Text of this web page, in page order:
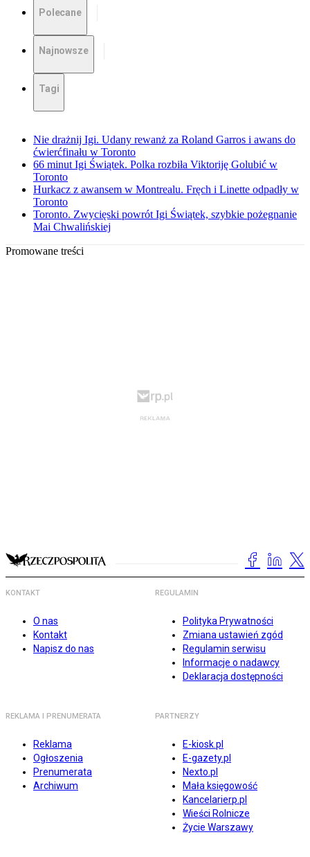
Polecane
Najnowsze
Tagi
Nie drażnij Igi. Udany rewanż za Roland Garros i awans do
ćwierćfinału w Toronto
66 minut Igi Świątek. Polka rozbiła Viktoriję Golubić w
Toronto
Hurkacz z awansem w Montrealu. Fręch i Linette odpadły w
Toronto
Toronto. Zwycięski powrót Igi Świątek, szybkie pożegnanie
Mai Chwalińskiej
Promowane treści
KONTAKT
O nas
Kontakt
Napisz do nas
REGULAMIN
Polityka Prywatności
Zmiana ustawień zgód
Regulamin serwisu
Informacje o nadawcy
Deklaracja dostępności
REKLAMA I PRENUMERATA
Reklama
Ogłoszenia
Prenumerata
Archiwum
PARTNERZY
E-kiosk.pl
E-gazety.pl
Nexto.pl
Mała księgowość
Kancelarierp.pl
Wieści Rolnicze
Życie Warszawy